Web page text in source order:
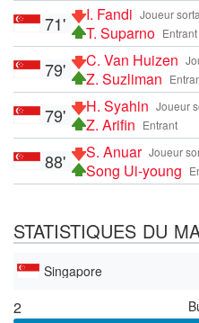
Joueur
I. Fandi
Entrant
T. Suparno
71'
C. Van Huizen
Z. Suzliman
79'
Joueur
H. Syahin
Entrant
Z. Arifin
79'
Joueur
S. Anuar
Song Ui-young
88'
STATISTIQUES DU
Singapore
2